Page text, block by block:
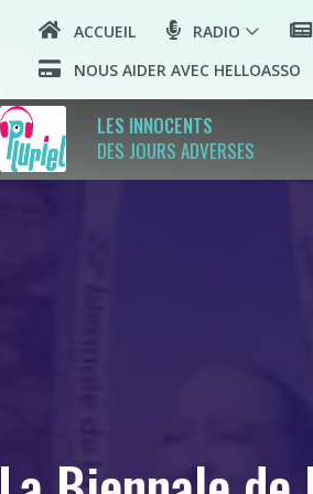
ACCUEIL RADIO
NOUS AIDER AVEC HELLOASSO
LES INNOCENTS
DES JOURS ADVERSES